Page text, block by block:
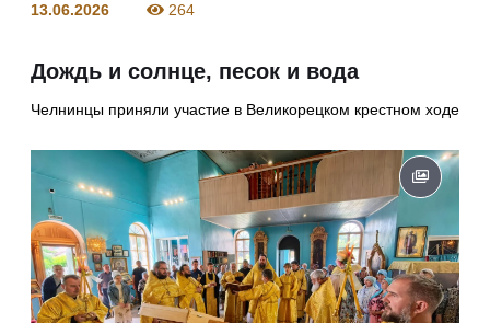
13.06.2026 264
Дождь и солнце, песок и вода
Челнинцы приняли участие в Великорецком крестном ходе